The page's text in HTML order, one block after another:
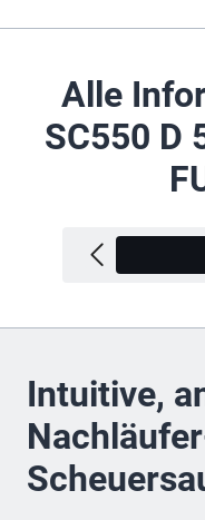
Alle
SC550 D
Intuitive,